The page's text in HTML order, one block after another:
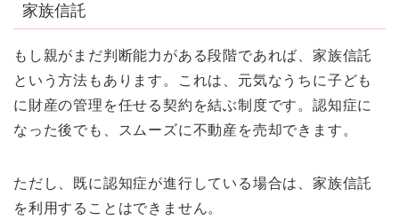
家族信託
もし親がまだ判断能力がある段階であれば、家族信託
という方法もあります。これは、元気なうちに子ども
に財産の管理を任せる契約を結ぶ制度です。認知症に
なった後でも、スムーズに不動産を売却できます。
ただし、既に認知症が進行している場合は、家族信託
を利用することはできません。